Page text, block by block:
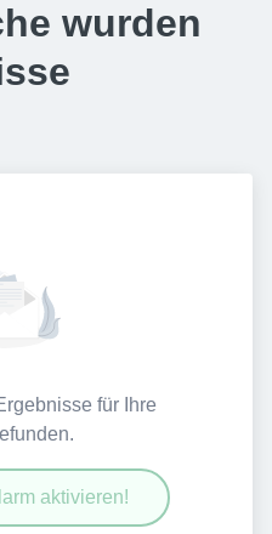
wurden
für Ihre
aktivieren!